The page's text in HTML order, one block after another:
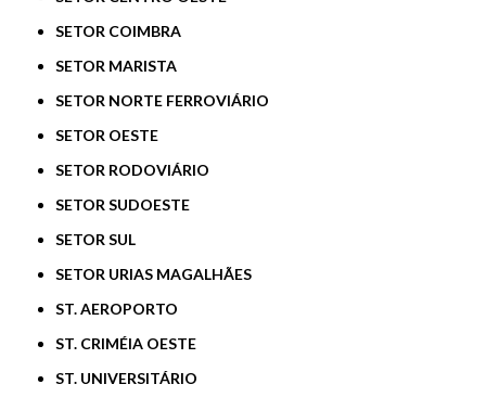
SETOR COIMBRA
SETOR MARISTA
SETOR NORTE FERROVIÁRIO
SETOR OESTE
SETOR RODOVIÁRIO
SETOR SUDOESTE
SETOR SUL
SETOR URIAS MAGALHÃES
ST. AEROPORTO
ST. CRIMÉIA OESTE
ST. UNIVERSITÁRIO